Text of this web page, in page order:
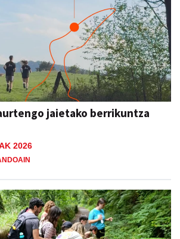
jaietako berrikuntza
2026